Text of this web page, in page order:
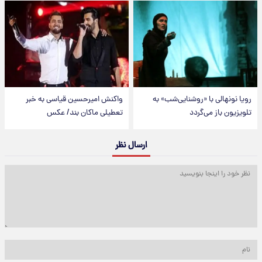
رویا نونهالی با «روشنایی‌شب» به
تلویزیون باز می‌گردد
واکنش امیرحسین قیاسی به خبر
تعطیلی ماکان بند/ عکس
ارسال نظر